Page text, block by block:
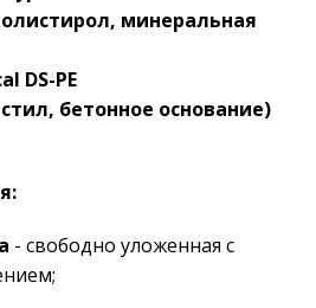
минеральная
DS-PE
бетонное основание)
- свободно уложенная с